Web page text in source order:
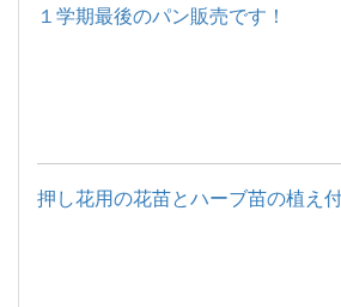
１学期最後のパン販売です！
押し花用の花苗とハーブ苗の植え